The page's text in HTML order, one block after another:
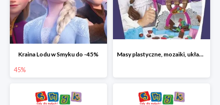
Kraina Lodu w Smyku do -45%
45%
Masy plastyczne, mozaiki, układanki do -45%